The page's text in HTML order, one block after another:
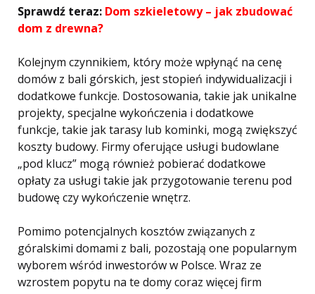
Sprawdź teraz: Dom szkieletowy – jak zbudować
dom z drewna?
Kolejnym czynnikiem, który może wpłynąć na cenę
domów z bali górskich, jest stopień indywidualizacji i
dodatkowe funkcje. Dostosowania, takie jak unikalne
projekty, specjalne wykończenia i dodatkowe
funkcje, takie jak tarasy lub kominki, mogą zwiększyć
koszty budowy. Firmy oferujące usługi budowlane
„pod klucz” mogą również pobierać dodatkowe
opłaty za usługi takie jak przygotowanie terenu pod
budowę czy wykończenie wnętrz.
Pomimo potencjalnych kosztów związanych z
góralskimi domami z bali, pozostają one popularnym
wyborem wśród inwestorów w Polsce. Wraz ze
wzrostem popytu na te domy coraz więcej firm